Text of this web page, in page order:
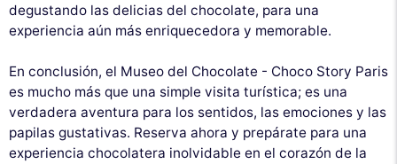
degustando las delicias del chocolate, para una
experiencia aún más enriquecedora y memorable.
En conclusión, el Museo del Chocolate - Choco Story Paris
es mucho más que una simple visita turística; es una
verdadera aventura para los sentidos, las emociones y las
papilas gustativas. Reserva ahora y prepárate para una
experiencia chocolatera inolvidable en el corazón de la